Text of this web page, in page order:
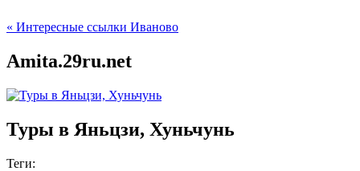
« Интересные ссылки Иваново
Amita.29ru.net
Туры в Яньцзи, Хуньчунь
Теги: